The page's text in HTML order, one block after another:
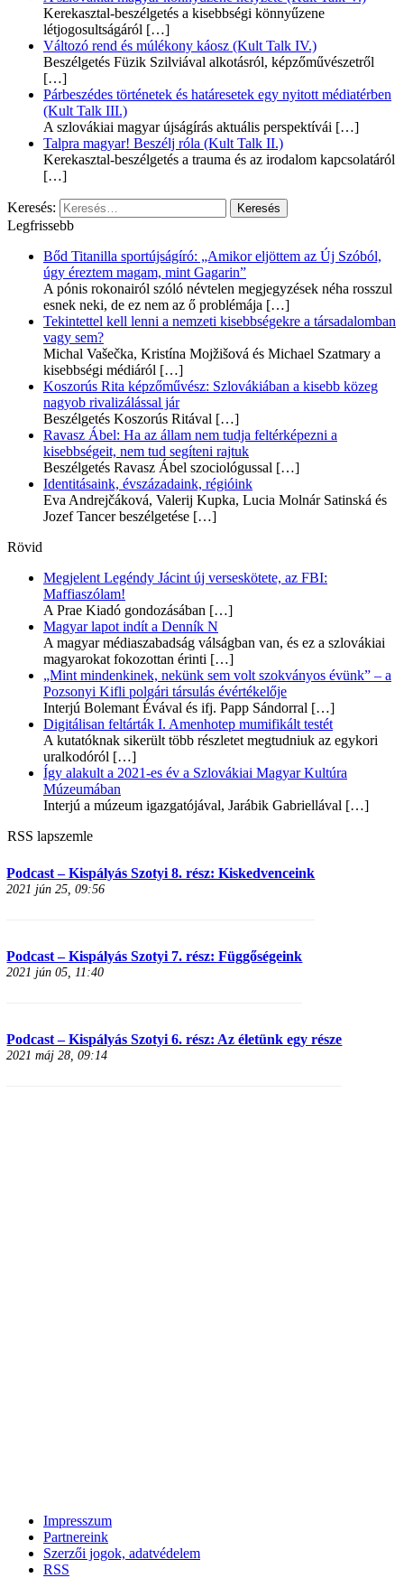
Kerekasztal-beszélgetés a kisebbségi könnyűzene
létjogosultságáról […]
Változó rend és múlékony káosz (Kult Talk IV.)
Beszélgetés Füzik Szilviával alkotásról, képzőművészetről
[…]
Párbeszédes történetek és határesetek egy nyitott médiatérben
(Kult Talk III.)
A szlovákiai magyar újságírás aktuális perspektívái […]
Talpra magyar! Beszélj róla (Kult Talk II.)
Kerekasztal-beszélgetés a trauma és az irodalom kapcsolatáról
[…]
Keresés:
Legfrissebb
Bőd Titanilla sportújságíró: „Amikor eljöttem az Új Szóból,
úgy éreztem magam, mint Gagarin”
A pónis rokonairól szóló névtelen megjegyzések néha rosszul
esnek neki, de ez nem az ő problémája […]
Tekintettel kell lenni a nemzeti kisebbségekre a társadalomban
vagy sem?
Michal Vašečka, Kristína Mojžišová és Michael Szatmary a
kisebbségi médiáról […]
Koszorús Rita képzőművész: Szlovákiában a kisebb közeg
nagyob rivalizálással jár
Beszélgetés Koszorús Ritával […]
Ravasz Ábel: Ha az állam nem tudja feltérképezni a
kisebbségeit, nem tud segíteni rajtuk
Beszélgetés Ravasz Ábel szociológussal […]
Identitásaink, évszázadaink, régióink
Eva Andrejčáková, Valerij Kupka, Lucia Molnár Satinská és
Jozef Tancer beszélgetése […]
Rövid
Megjelent Legéndy Jácint új verseskötete, az FBI:
Maffiaszólam!
A Prae Kiadó gondozásában […]
Magyar lapot indít a Denník N
A magyar médiaszabadság válságban van, és ez a szlovákiai
magyarokat fokozottan érinti […]
„Mint mindenkinek, nekünk sem volt szokványos évünk” – a
Pozsonyi Kifli polgári társulás évértékelője
Interjú Bolemant Évával és ifj. Papp Sándorral […]
Digitálisan feltárták I. Amenhotep mumifikált testét
A kutatóknak sikerült több részletet megtudniuk az egykori
uralkodóról […]
Így alakult a 2021-es év a Szlovákiai Magyar Kultúra
Múzeumában
Interjú a múzeum igazgatójával, Jarábik Gabriellával […]
RSS lapszemle
Podcast – Kispályás Szotyi 8. rész: Kiskedvenceink
2021 jún 25, 09:56
Podcast – Kispályás Szotyi 7. rész: Függőségeink
2021 jún 05, 11:40
Podcast – Kispályás Szotyi 6. rész: Az életünk egy része
2021 máj 28, 09:14
Impresszum
Partnereink
Szerzői jogok, adatvédelem
RSS